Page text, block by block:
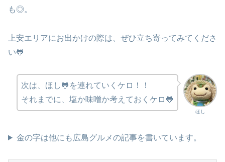
も◎。
上安エリアにお出かけの際は、ぜひ立ち寄ってみてくださ
い🐸
ほし
次は、ほし🐸を連れていくケロ！！
それまでに、塩か味噌か考えておくケロ🐸
金の字は他にも広島グルメの記事を書いています。